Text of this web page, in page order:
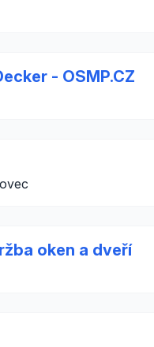
- OSMP.CZ
oken a dveří